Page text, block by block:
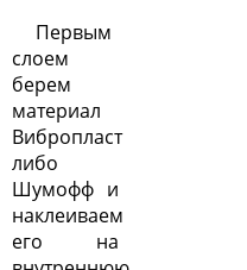
Первым
слоем
берем
материал
Вибропласт
либо
Шумофф и
наклеиваем
его на